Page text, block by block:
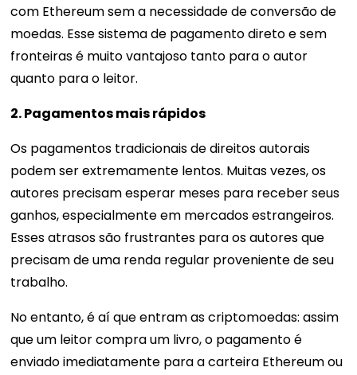
com Ethereum sem a necessidade de conversão de
moedas. Esse sistema de pagamento direto e sem
fronteiras é muito vantajoso tanto para o autor
quanto para o leitor.
2. Pagamentos mais rápidos
Os pagamentos tradicionais de direitos autorais
podem ser extremamente lentos. Muitas vezes, os
autores precisam esperar meses para receber seus
ganhos, especialmente em mercados estrangeiros.
Esses atrasos são frustrantes para os autores que
precisam de uma renda regular proveniente de seu
trabalho.
No entanto, é aí que entram as criptomoedas: assim
que um leitor compra um livro, o pagamento é
enviado imediatamente para a carteira Ethereum ou